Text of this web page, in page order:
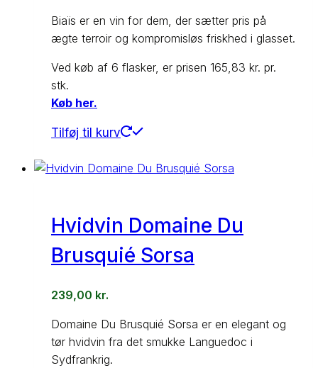
Biaïs er en vin for dem, der sætter pris på
ægte terroir og kompromisløs friskhed i glasset.
Ved køb af 6 flasker, er prisen 165,83 kr. pr.
stk.
Køb her.
Tilføj til kurv
Hvidvin Domaine Du
Brusquié Sorsa
239,00 kr.
Domaine Du Brusquié Sorsa er en elegant og
tør hvidvin fra det smukke Languedoc i
Sydfrankrig.